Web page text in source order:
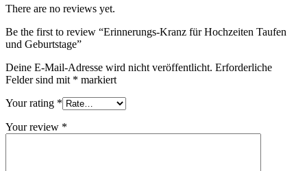
There are no reviews yet.
Be the first to review “Erinnerungs-Kranz für Hochzeiten Taufen
und Geburtstage”
Deine E-Mail-Adresse wird nicht veröffentlicht. Erforderliche
Felder sind mit * markiert
Your rating *
Your review *